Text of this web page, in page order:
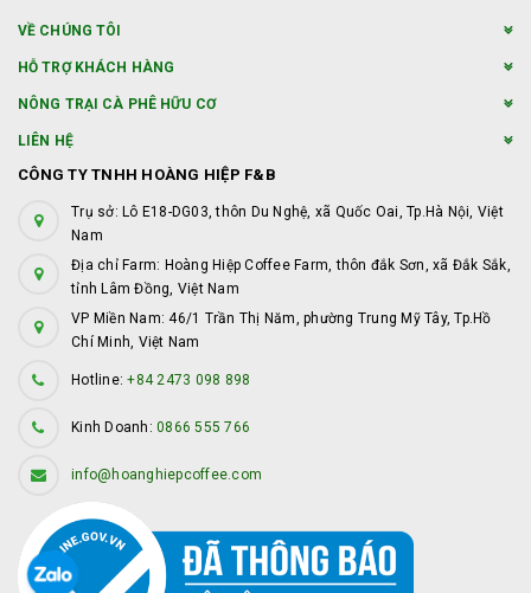
VỀ CHÚNG TÔI
HỖ TRỢ KHÁCH HÀNG
NÔNG TRẠI CÀ PHÊ HỮU CƠ
LIÊN HỆ
CÔNG TY TNHH HOÀNG HIỆP F&B
Trụ sở: Lô E18-DG03, thôn Du Nghệ, xã Quốc Oai, Tp.Hà Nội, Việt
Nam
Địa chỉ Farm: Hoàng Hiệp Coffee Farm, thôn đắk Sơn, xã Đắk Sắk,
tỉnh Lâm Đồng, Việt Nam
VP Miền Nam: 46/1 Trần Thị Năm, phường Trung Mỹ Tây, Tp.Hồ
Chí Minh, Việt Nam
Hotline:+84 2473 098 898
Kinh Doanh: 0866 555 766
info@hoanghiepcoffee.com